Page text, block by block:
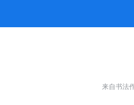
地方，火气小才有味
来自书法